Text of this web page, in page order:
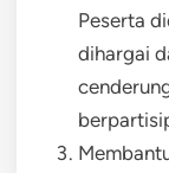
Peserta
dihargai